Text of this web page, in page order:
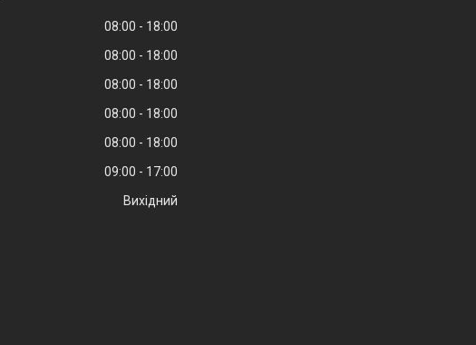
08:00
18:00
08:00
18:00
08:00
18:00
08:00
18:00
08:00
18:00
09:00
17:00
Вихідний